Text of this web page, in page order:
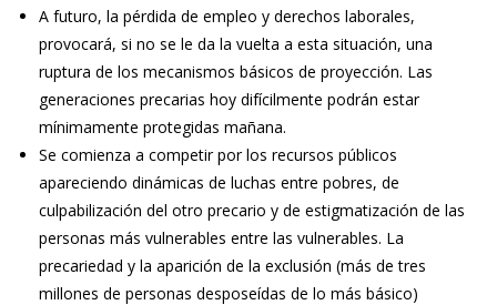
A futuro, la pérdida de empleo y derechos laborales,
provocará, si no se le da la vuelta a esta situación, una
ruptura de los mecanismos básicos de proyección. Las
generaciones precarias hoy difícilmente podrán estar
mínimamente protegidas mañana.
Se comienza a competir por los recursos públicos
apareciendo dinámicas de luchas entre pobres, de
culpabilización del otro precario y de estigmatización de las
personas más vulnerables entre las vulnerables. La
precariedad y la aparición de la exclusión (más de tres
millones de personas desposeídas de lo más básico)